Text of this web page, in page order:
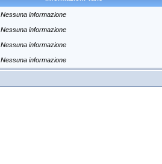
Nessuna informazione
Nessuna informazione
Nessuna informazione
Nessuna informazione